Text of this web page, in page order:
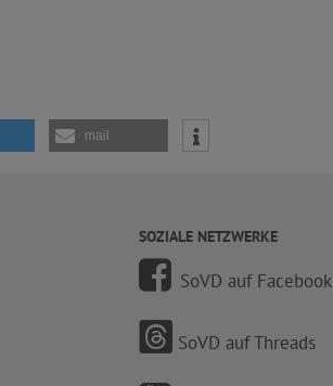
mail
SOZIALE NETZWERKE
SoVD auf Facebook
SoVD auf Threads